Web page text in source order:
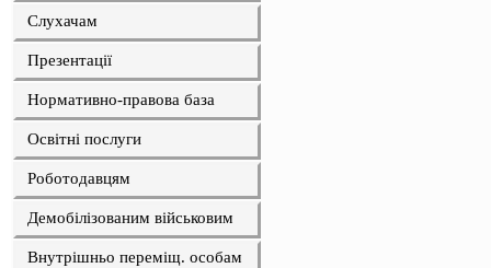
Слухачам
Презентації
Нормативно-правова база
Освітні послуги
Роботодавцям
Демобілізованим військовим
Внутрішньо переміщ. особам